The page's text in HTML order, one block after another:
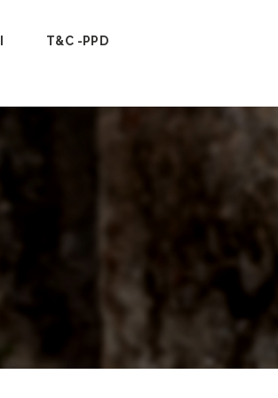
T&C -PPD